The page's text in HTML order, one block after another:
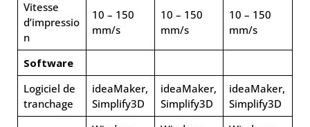
Vitesse
d’impressio
n
10 – 150
mm/s
10 – 150
mm/s
10 – 150
mm/s
Software
Logiciel de
tranchage
ideaMaker,
Simplify3D
ideaMaker,
Simplify3D
ideaMaker,
Simplify3D